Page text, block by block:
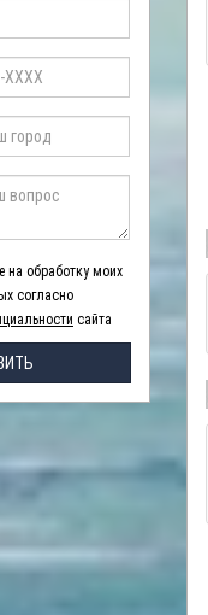
на обработку моих
согласно
сайта